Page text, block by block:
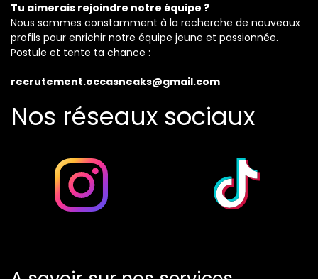
Tu aimerais rejoindre notre équipe ?
Nous sommes constamment à la recherche de nouveaux
profils pour enrichir notre équipe jeune et passionnée.
Postule et tente ta chance :
recrutement.occasneaks@gmail.com
Nos réseaux sociaux